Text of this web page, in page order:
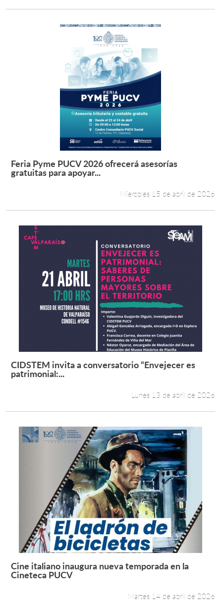
Leer más +
Feria Pyme PUCV 2026 ofrecerá asesorías
gratuitas para apoyar...
Miércoles 15 de abril de 2026
Leer más +
CIDSTEM invita a conversatorio “Envejecer es
patrimonial:...
Lunes 13 de abril de 2026
Leer más +
Cine italiano inaugura nueva temporada en la
Cineteca PUCV
Martes 14 de abril de 2026